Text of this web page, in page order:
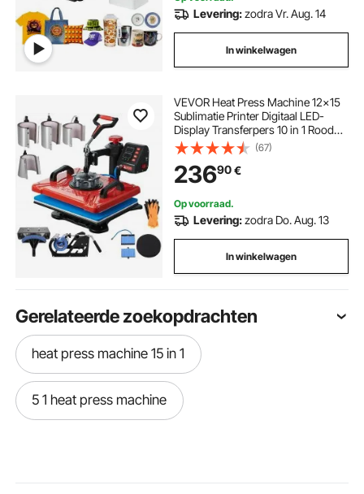
Levering:zodra Vr. Aug. 14
In winkelwagen
VEVOR Heat Press Machine 12x15
Sublimatie Printer Digitaal LED-
Display Transferpers 10 in 1 Rood
Hittepers met Benodigde
Accessoires voor Verstrekt
Afbeeldingen op T-
shirts/Hoeden/Borden/Bekers/Penn
en
(67)
23690€
Op voorraad.
Levering:zodra Do. Aug. 13
In winkelwagen
Gerelateerde zoekopdrachten
heat press machine 15 in 1
5 1 heat press machine